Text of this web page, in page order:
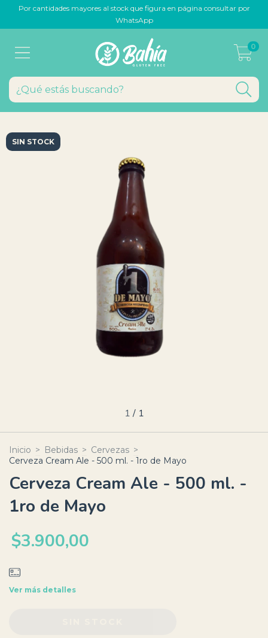
Por cantidades mayores al stock que figura en página consultar por
WhatsApp
0
SIN STOCK
1 / 1
Inicio > Bebidas > Cervezas >
Cerveza Cream Ale - 500 ml. - 1ro de Mayo
Cerveza Cream Ale - 500 ml. -
1ro de Mayo
$3.900,00
Ver más detalles